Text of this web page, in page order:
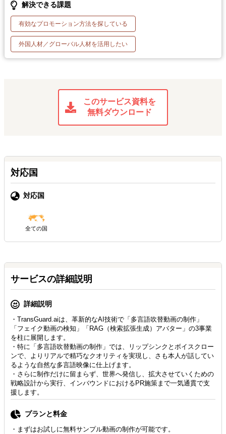
解決できる課題
有効なプロモーション方法を探している
外国人材／グローバル人材を活用したい
このサービス資料を
無料ダウンロード
対応国
対応国
全ての国
サービスの詳細説明
詳細説明
・TransGuard.aiは、革新的なAI技術で「多言語吹替動画の制作」
「フェイク動画の検知」「RAG（検索拡張生成）アバター」の3事業
を柱に展開します。
・特に「多言語吹替動画の制作」では、リップシンクとボイスクロー
ンで、よりリアルで精巧なクオリティを実現し、さも本人が話してい
るような自然な多言語映像に仕上げます。
・さらに制作だけに留まらず、世界へ発信し、拡大させていくための
戦略設計から実行、インバウンドにおけるPR施策まで一気通貫で支
援します。
プランと料金
・まずはお試しに無料サンプル動画の制作が可能です。